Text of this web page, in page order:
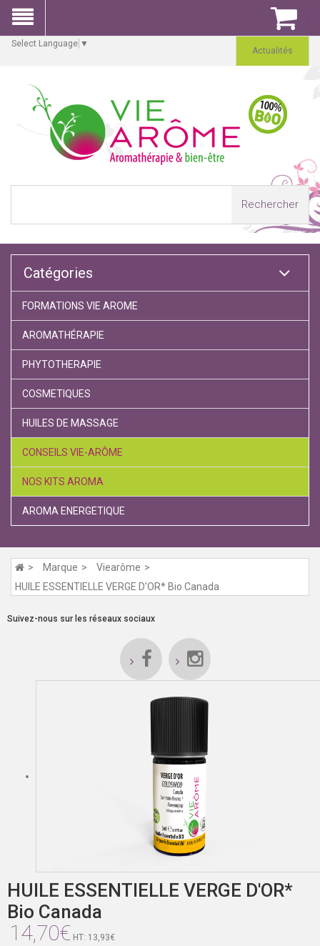
Select Language ▼
Actualités
Rechercher
Catégories
FORMATIONS VIE AROME
AROMATHÉRAPIE
PHYTOTHERAPIE
COSMETIQUES
HUILES DE MASSAGE
CONSEILS VIE-ARÔME
NOS KITS AROMA
AROMA ENERGETIQUE
Marque
Viearôme
HUILE ESSENTIELLE VERGE D'OR* Bio Canada
Suivez-nous sur les réseaux sociaux
HUILE ESSENTIELLE VERGE D'OR*
Bio Canada
14,70€ HT: 13,93€